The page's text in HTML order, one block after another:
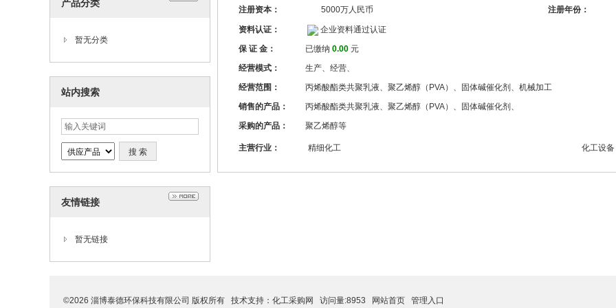
产品分类
暂无分类
站内搜索
友情链接
暂无链接
注册资本： 5000万人民币 注册年份：
资料认证：
企业资料通过认证
保 证 金：
已缴纳 0.00元
经营模式：
生产、经营、
经营范围：
丙烯酸酯类共聚乳液、聚乙烯醇（PVA）、固体碱催化剂、机械加工
销售的产品：
丙烯酸酯类共聚乳液、聚乙烯醇（PVA）、固体碱催化剂、
采购的产品：
聚乙烯醇等
主营行业： 精细化工 化工设备
©2026 淄博泰德环保科技有限公司 版权所有 技术支持： 化工采购网 访问量:8953 网站首页 管理入口